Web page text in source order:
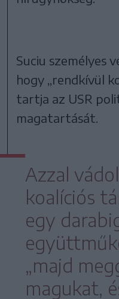
Suciu személyes
hogy „rendkívül
tartja az USR
magatartását.
Azzal
koalíciós
egy
„majd
magukat,